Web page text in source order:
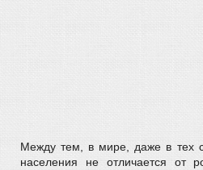
Между тем, в мире, даже в тех
населения не отличается от